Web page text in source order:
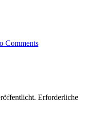
Comments
Erforderliche